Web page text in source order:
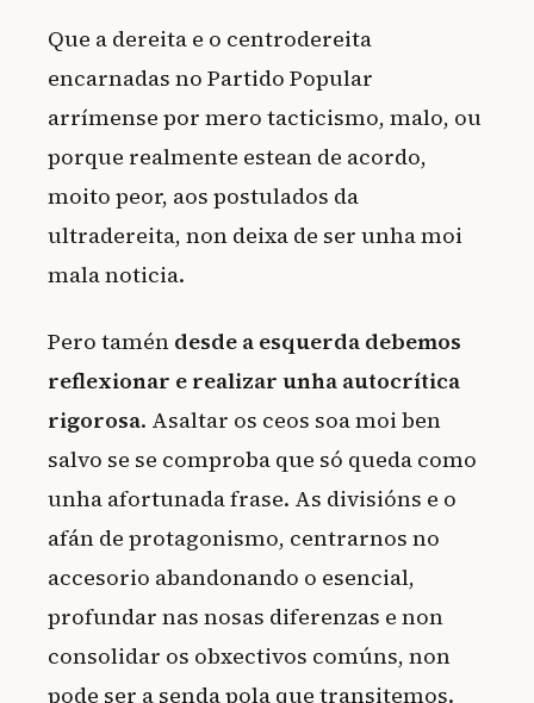
Que a dereita e o centrodereita
encarnadas no Partido Popular
arrímense por mero tacticismo, malo, ou
porque realmente estean de acordo,
moito peor, aos postulados da
ultradereita, non deixa de ser unha moi
mala noticia.
Pero tamén desde a esquerda debemos
reflexionar e realizar unha autocrítica
rigorosa. Asaltar os ceos soa moi ben
salvo se se comproba que só queda como
unha afortunada frase. As divisións e o
afán de protagonismo, centrarnos no
accesorio abandonando o esencial,
profundar nas nosas diferenzas e non
consolidar os obxectivos comúns, non
pode ser a senda pola que transitemos.